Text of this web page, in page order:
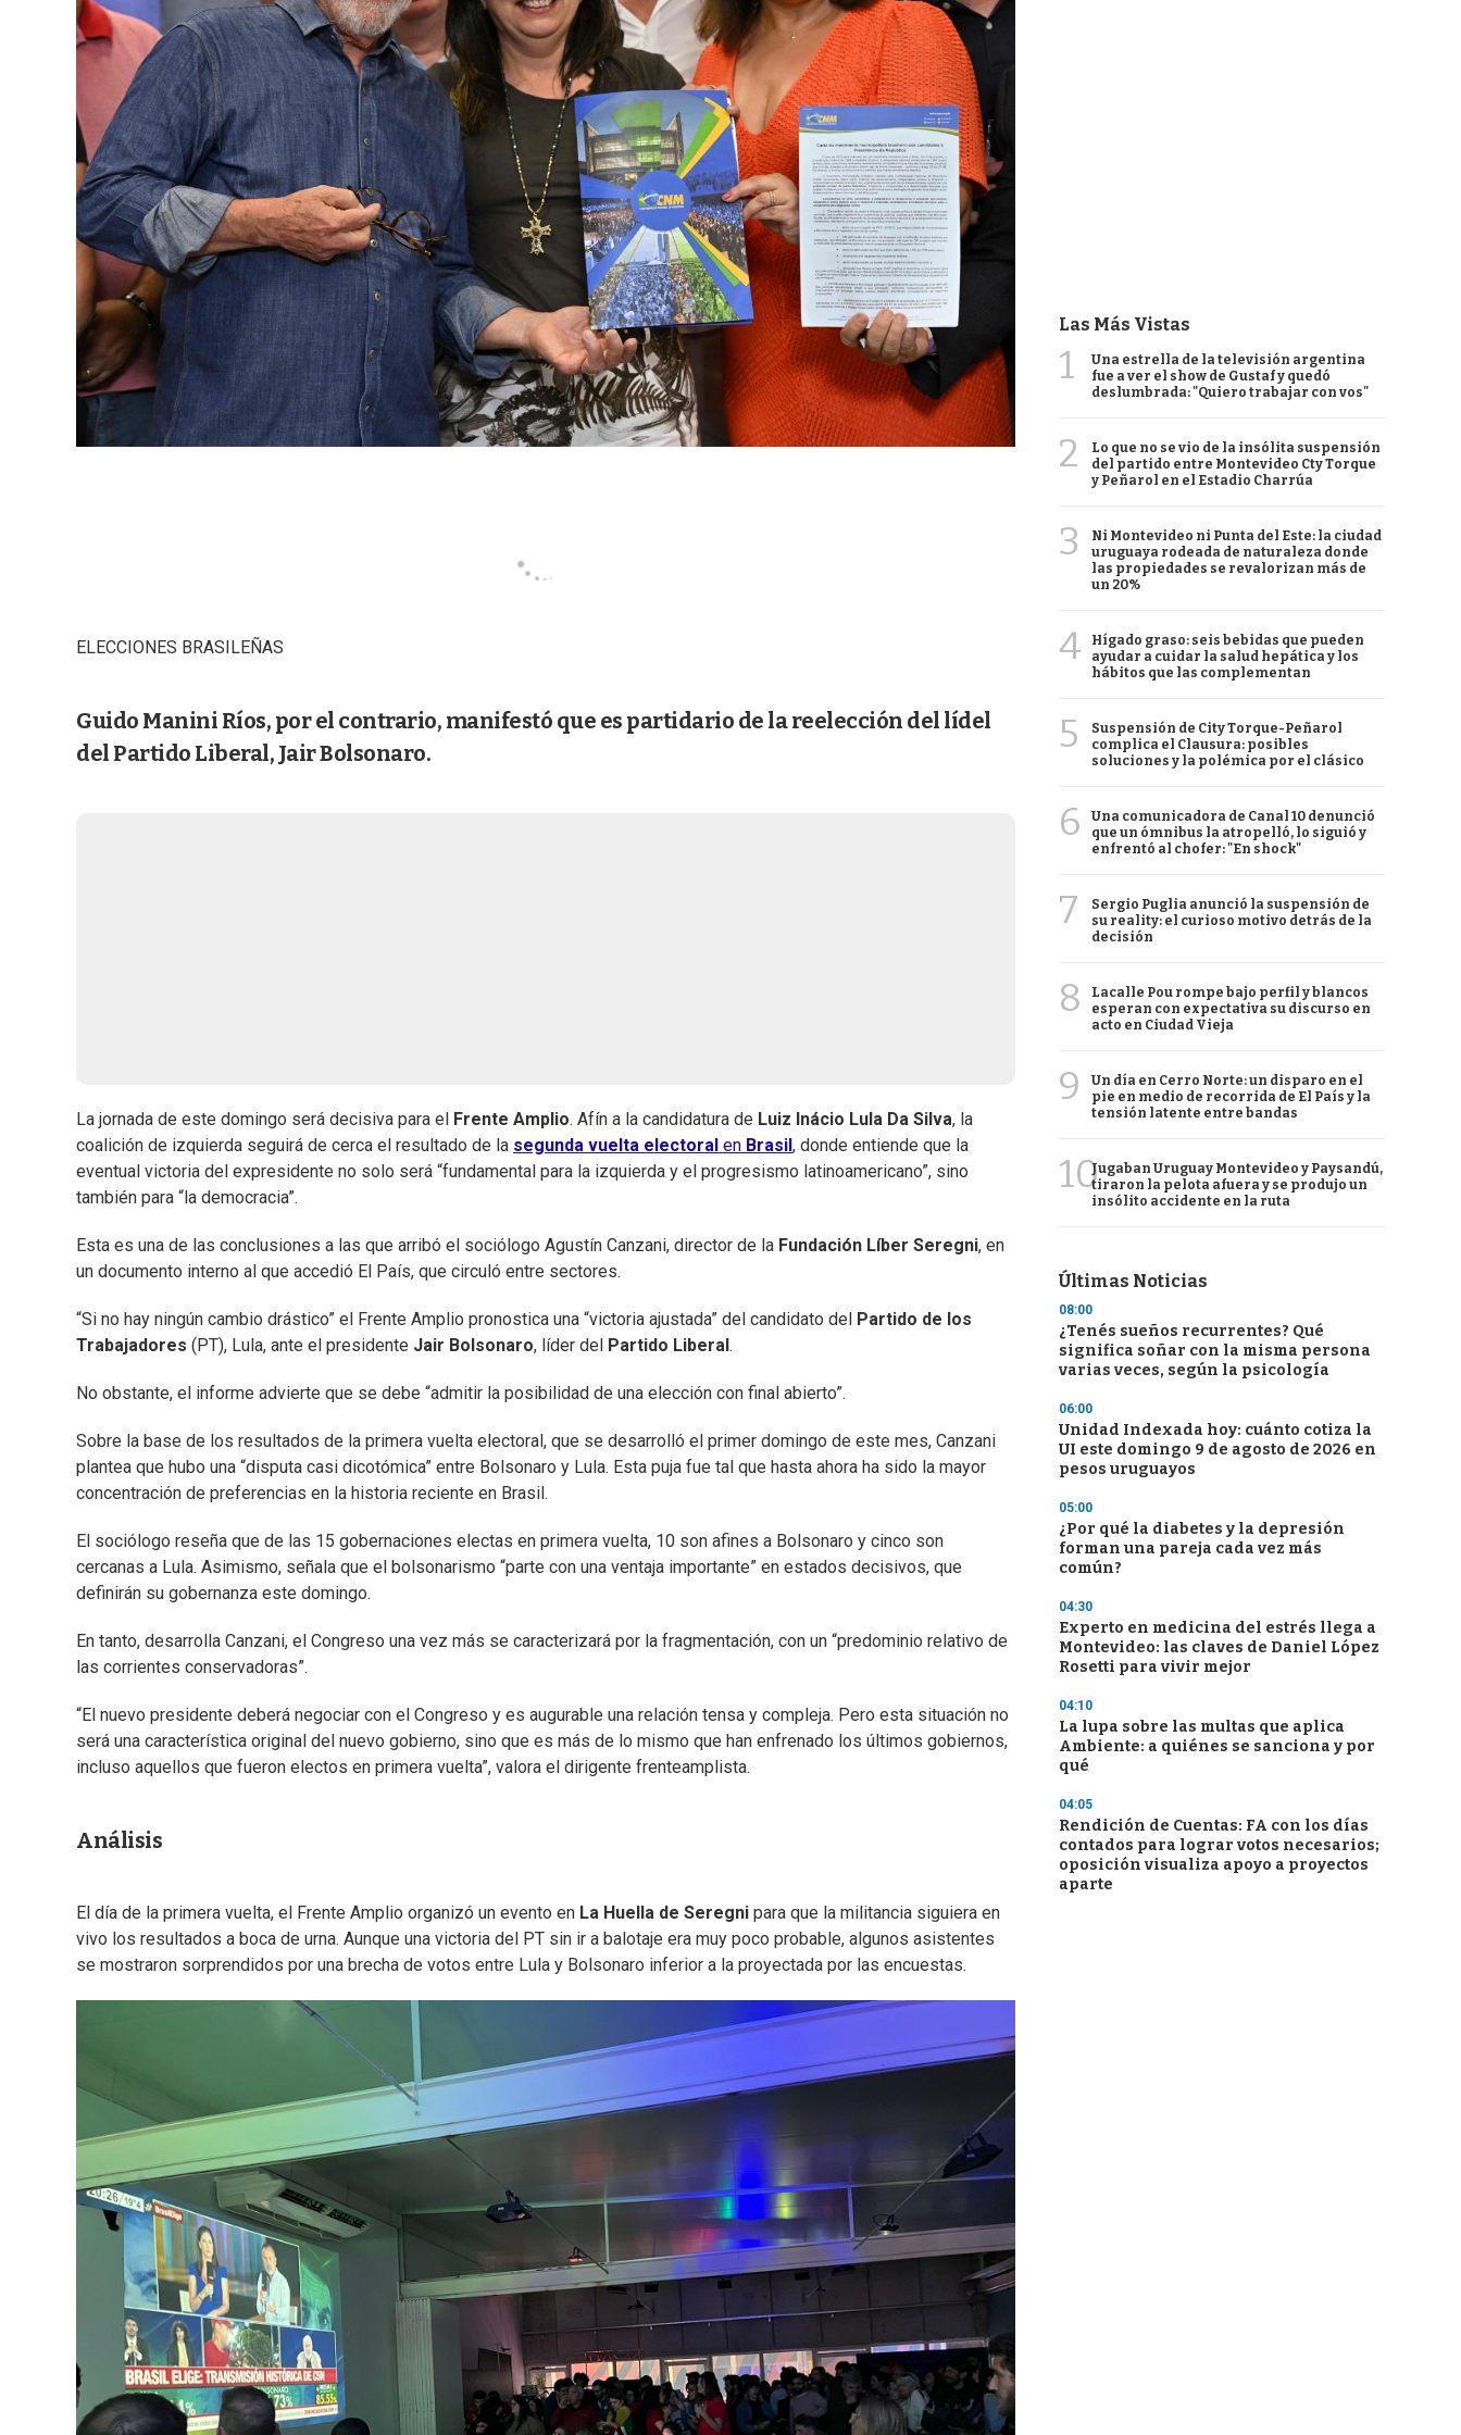
ELECCIONES BRASILEÑAS
Guido Manini Ríos, por el contrario, manifestó que es partidario de la reelección del lídel
del Partido Liberal, Jair Bolsonaro.
La jornada de este domingo será decisiva para el Frente Amplio. Afín a la candidatura de Luiz Inácio Lula Da Silva, la
coalición de izquierda seguirá de cerca el resultado de la segunda vuelta electoral en Brasil , donde entiende que la
eventual victoria del expresidente no solo será “fundamental para la izquierda y el progresismo latinoamericano”, sino
también para “la democracia”.
Esta es una de las conclusiones a las que arribó el sociólogo Agustín Canzani, director de la Fundación Líber Seregni, en
un documento interno al que accedió El País, que circuló entre sectores.
“Si no hay ningún cambio drástico” el Frente Amplio pronostica una “victoria ajustada” del candidato del
Partido de los
Trabajadores (PT), Lula, ante el presidente Jair Bolsonaro, líder del Partido Liberal .
No obstante, el informe advierte que se debe “admitir la posibilidad de una elección con final abierto”.
Sobre la base de los resultados de la primera vuelta electoral, que se desarrolló el primer domingo de este mes, Canzani
plantea que hubo una “disputa casi dicotómica” entre Bolsonaro y Lula. Esta puja fue tal que hasta ahora ha sido la mayor
concentración de preferencias en la historia reciente en Brasil.
El sociólogo reseña que de las 15 gobernaciones electas en primera vuelta, 10 son afines a Bolsonaro y cinco son
cercanas a Lula. Asimismo, señala que el bolsonarismo “parte con una ventaja importante” en estados decisivos, que
definirán su gobernanza este domingo.
En tanto, desarrolla Canzani, el Congreso una vez más se caracterizará por la fragmentación, con un “predominio relativo de
las corrientes conservadoras”.
“El nuevo presidente deberá negociar con el Congreso y es augurable una relación tensa y compleja. Pero esta situación no
será una característica original del nuevo gobierno, sino que es más de lo mismo que han enfrenado los últimos gobiernos,
incluso aquellos que fueron electos en primera vuelta”, valora el dirigente frenteamplista.
Análisis
El día de la primera vuelta, el Frente Amplio organizó un evento en La Huella de Seregni para que la militancia siguiera en
vivo los resultados a boca de urna. Aunque una victoria del PT sin ir a balotaje era muy poco probable, algunos asistentes
se mostraron sorprendidos por una brecha de votos entre Lula y Bolsonaro inferior a la proyectada por las encuestas.
Las Más Vistas
1
Una estrella de la televisión argentina
fue a ver el show de Gustaf y quedó
deslumbrada: "Quiero trabajar con vos"
2
Lo que no se vio de la insólita suspensión
del partido entre Montevideo Cty Torque
y Peñarol en el Estadio Charrúa
3
Ni Montevideo ni Punta del Este: la ciudad
uruguaya rodeada de naturaleza donde
las propiedades se revalorizan más de
un 20%
4
Hígado graso: seis bebidas que pueden
ayudar a cuidar la salud hepática y los
hábitos que las complementan
5
Suspensión de City Torque-Peñarol
complica el Clausura: posibles
soluciones y la polémica por el clásico
6
Una comunicadora de Canal 10 denunció
que un ómnibus la atropelló, lo siguió y
enfrentó al chofer: "En shock"
7
Sergio Puglia anunció la suspensión de
su reality: el curioso motivo detrás de la
decisión
8
Lacalle Pou rompe bajo perfil y blancos
esperan con expectativa su discurso en
acto en Ciudad Vieja
9
Un día en Cerro Norte: un disparo en el
pie en medio de recorrida de El País y la
tensión latente entre bandas
10Jugaban Uruguay Montevideo y Paysandú,
tiraron la pelota afuera y se produjo un
insólito accidente en la ruta
Últimas Noticias
08:00
¿Tenés sueños recurrentes? Qué
significa soñar con la misma persona
varias veces, según la psicología
06:00
Unidad Indexada hoy: cuánto cotiza la
UI este domingo 9 de agosto de 2026 en
pesos uruguayos
05:00
¿Por qué la diabetes y la depresión
forman una pareja cada vez más
común?
04:30
Experto en medicina del estrés llega a
Montevideo: las claves de Daniel López
Rosetti para vivir mejor
04:10
La lupa sobre las multas que aplica
Ambiente: a quiénes se sanciona y por
qué
04:05
Rendición de Cuentas: FA con los días
contados para lograr votos necesarios;
oposición visualiza apoyo a proyectos
aparte